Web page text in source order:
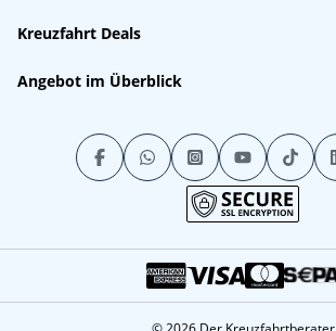
Kreuzfahrt Deals
Single-Kreuzfahrten
Kreuzfahrt mit Kindern
Minikreuzfahrten
Stornokabinen
Luxuskreuzfahrten
Angebot im Überblick
Alle Schiffe
Alle Reiseziele
Kreuzfahrtpakete